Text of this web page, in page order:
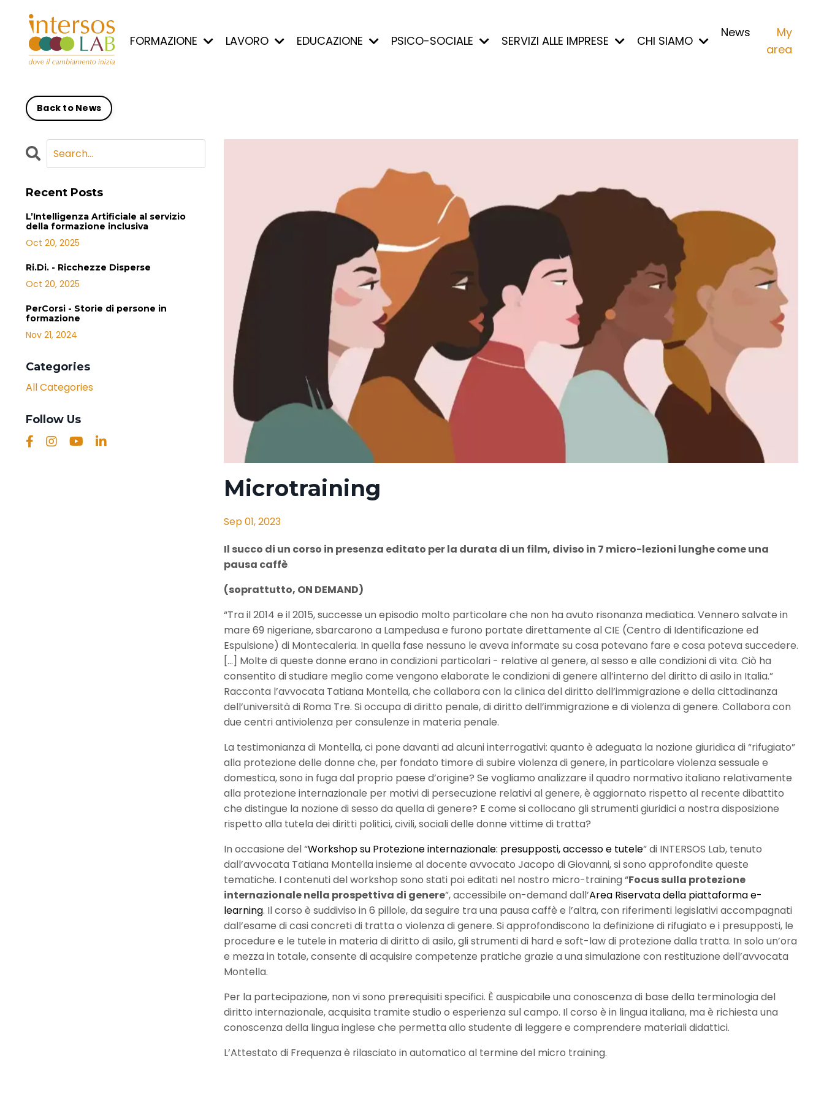
FORMAZIONE LAVORO EDUCAZIONE PSICO-SOCIALE SERVIZI ALLE IMPRESE CHI SIAMO
News
My
area
Back to News
Microtraining
Sep 01, 2023
Il succo di un corso in presenza editato per la durata di un film, diviso in 7 micro-lezioni lunghe come una
pausa caffè
(soprattutto, ON DEMAND)
“Tra il 2014 e il 2015, successe un episodio molto particolare che non ha avuto risonanza mediatica. Vennero salvate in
mare 69 nigeriane, sbarcarono a Lampedusa e furono portate direttamente al CIE (Centro di Identificazione ed
Espulsione) di Montecaleria. In quella fase nessuno le aveva informate su cosa potevano fare e cosa poteva succedere.
[...] Molte di queste donne erano in condizioni particolari - relative al genere, al sesso e alle condizioni di vita. Ciò ha
consentito di studiare meglio come vengono elaborate le condizioni di genere all’interno del diritto di asilo in Italia.”
Racconta l’avvocata Tatiana Montella, che collabora con la clinica del diritto dell’immigrazione e della cittadinanza
dell’università di Roma Tre. Si occupa di diritto penale, di diritto dell’immigrazione e di violenza di genere. Collabora con
due centri antiviolenza per consulenze in materia penale.
La testimonianza di Montella, ci pone davanti ad alcuni interrogativi: quanto è adeguata la nozione giuridica di “rifugiato”
alla protezione delle donne che, per fondato timore di subire violenza di genere, in particolare violenza sessuale e
domestica, sono in fuga dal proprio paese d’origine? Se vogliamo analizzare il quadro normativo italiano relativamente
alla protezione internazionale per motivi di persecuzione relativi al genere, è aggiornato rispetto al recente dibattito
che distingue la nozione di sesso da quella di genere? E come si collocano gli strumenti giuridici a nostra disposizione
rispetto alla tutela dei diritti politici, civili, sociali delle donne vittime di tratta?
In occasione del “Workshop su Protezione internazionale: presupposti, accesso e tutele” di INTERSOS Lab, tenuto
dall’avvocata Tatiana Montella insieme al docente avvocato Jacopo di Giovanni, si sono approfondite queste
tematiche. I contenuti del workshop sono stati poi editati nel nostro micro-training “Focus sulla protezione
internazionale nella prospettiva di genere”, accessibile on-demand dall’Area Riservata della piattaforma e-
learning. Il corso è suddiviso in 6 pillole, da seguire tra una pausa caffè e l’altra, con riferimenti legislativi accompagnati
dall’esame di casi concreti di tratta o violenza di genere. Si approfondiscono la definizione di rifugiato e i presupposti, le
procedure e le tutele in materia di diritto di asilo, gli strumenti di hard e soft-law di protezione dalla tratta. In solo un’ora
e mezza in totale, consente di acquisire competenze pratiche grazie a una simulazione con restituzione dell’avvocata
Montella.
Per la partecipazione, non vi sono prerequisiti specifici. È auspicabile una conoscenza di base della terminologia del
diritto internazionale, acquisita tramite studio o esperienza sul campo. Il corso è in lingua italiana, ma è richiesta una
conoscenza della lingua inglese che permetta allo studente di leggere e comprendere materiali didattici.
L’Attestato di Frequenza è rilasciato in automatico al termine del micro training.
Recent Posts
L’Intelligenza Artificiale al servizio
della formazione inclusiva
Oct 20, 2025
Ri.Di. - Ricchezze Disperse
Oct 20, 2025
PerCorsi - Storie di persone in
formazione
Nov 21, 2024
Categories
All Categories
Follow Us